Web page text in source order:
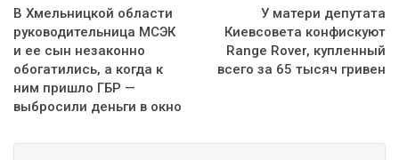
В Хмельницкой области
руководительница МСЭК
и ее сын незаконно
обогатились, а когда к
ним пришло ГБР —
выбросили деньги в окно
У матери депутата
Киевсовета конфискуют
Range Rover, купленный
всего за 65 тысяч гривен